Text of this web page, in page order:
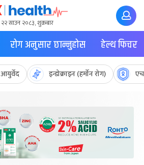
२२ साउन २०८३, शुक्रबार
रोग अनुसार छान्नुहोस हेल्थ फिचर
आयुर्वेद इन्डोक्राइन (हर्मोन रोग)